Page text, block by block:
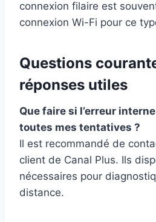
connexion filaire est
connexion Wi-Fi pour ce
Questions
réponses utiles
Que faire si l’erreur
toutes mes tentatives ?
Il est recommandé de
client de Canal Plus. Ils
nécessaires pour
distance.